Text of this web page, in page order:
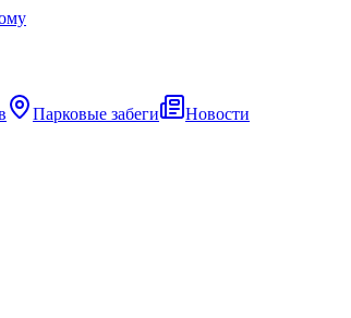
Парковые забеги Новости